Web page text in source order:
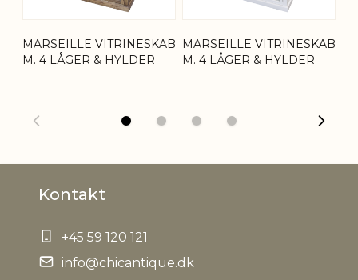
Nettovægt 91,5 kg
MARSEILLE VITRINESKAB
M. 4 LÅGER & HYLDER
MARSEILLE VITRINESKAB
M. 4 LÅGER & HYLDER
Kontakt
+45 59 120 121
info@chicantique.dk